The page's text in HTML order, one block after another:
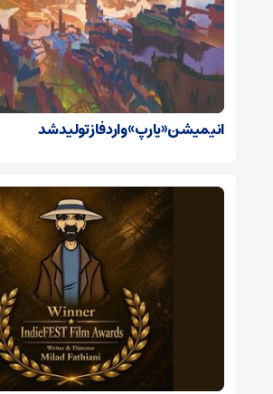
انیمیشن «یارپ» وارد فاز تولید شد